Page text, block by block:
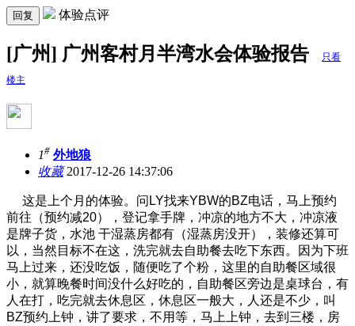
回复 体验点评
[广州] 广州客村月半湾水会体验报告 只看
楼主
1# 外地狼
收藏2017-12-26 14:37:06
这是上个月的体验。问LY找来YBW的BZ电话，马上预约
前往（预约减20），登记拿手牌，冲凉的地方不大，冲凉液
是牌子货，水池 干湿蒸房都有（湿蒸房没开），装修还算可
以，当然目标不在这，洗完就去自助餐去吃下东西。因为下班
马上过来，还没吃饭，随便吃了个粉，这里的自助餐区域很
小，就算晚餐时间没什么好吃的，自助餐区旁边是桌球台，有
人在打，吃完就去休息区，休息区一般大，人还是不少，叫
BZ预约上钟，讲了要求，不用等，马上上钟，去到三楼，房